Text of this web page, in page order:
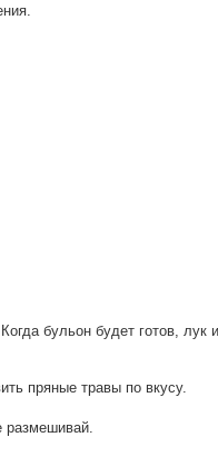
бульон будет готов, лук
пряные травы по вкусу.
размешивай.